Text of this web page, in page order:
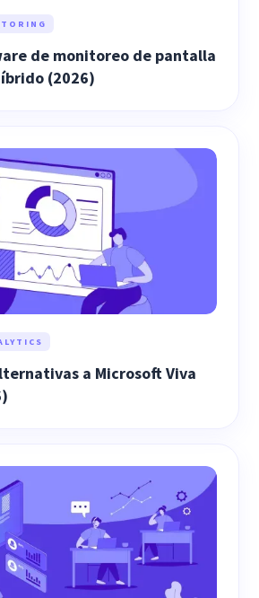
de monitoreo de pantalla
(2026)
a Microsoft Viva